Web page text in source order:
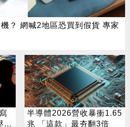
？ 網喊2地區恐買到假貨 專家
標
半導體2026營收暴衝1.65
兆 「這款」最夯翻3倍